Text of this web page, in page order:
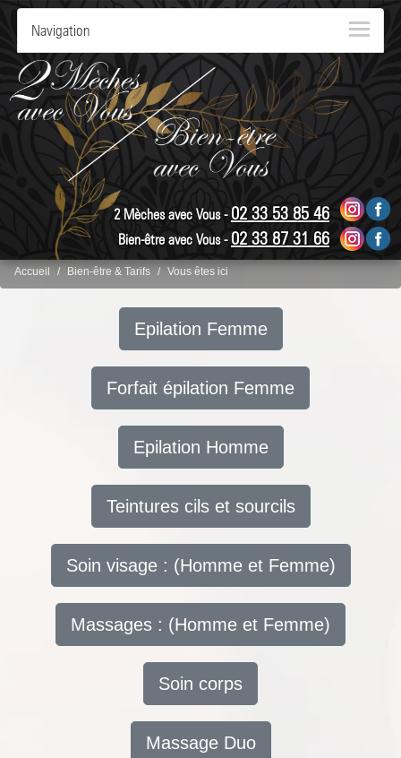
Navigation
2 Mèches avec Vous - 02 33 53 85 46
Bien-être avec Vous -02 33 87 31 66
Accueil Bien-être & Tarifs Vous êtes ici
Epilation Femme
Forfait épilation Femme
Epilation Homme
Teintures cils et sourcils
Soin visage : (Homme et Femme)
Massages : (Homme et Femme)
Soin corps
Massage Duo